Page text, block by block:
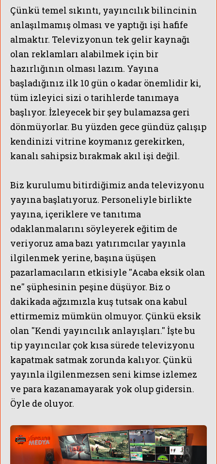
Çünkü temel sıkıntı, yayıncılık bilincinin
anlaşılmamış olması ve yaptığı işi hafife
almaktır. Televizyonun tek gelir kaynağı
olan reklamları alabilmek için bir
hazırlığının olması lazım. Yayına
başladığınız ilk 10 gün o kadar önemlidir ki,
tüm izleyici sizi o tarihlerde tanımaya
başlıyor. İzleyecek bir şey bulamazsa geri
dönmüyorlar. Bu yüzden gece gündüz çalışıp
kendinizi vitrine koymanız gerekirken,
kanalı sahipsiz bırakmak akıl işi değil.
Biz kurulumu bitirdiğimiz anda televizyonu
yayına başlatıyoruz. Personeliyle birlikte
yayına, içeriklere ve tanıtıma
odaklanmalarını söyleyerek eğitim de
veriyoruz ama bazı yatırımcılar yayınla
ilgilenmek yerine, başına üşüşen
pazarlamacıların etkisiyle ''Acaba eksik olan
ne'' şüphesinin peşine düşüyor. Biz o
dakikada ağzımızla kuş tutsak ona kabul
ettirmemiz mümkün olmuyor. Çünkü eksik
olan ''Kendi yayıncılık anlayışları.'' İşte bu
tip yayıncılar çok kısa sürede televizyonu
kapatmak satmak zorunda kalıyor. Çünkü
yayınla ilgilenmezsen seni kimse izlemez
ve para kazanamayarak yok olup gidersin.
Öyle de oluyor.